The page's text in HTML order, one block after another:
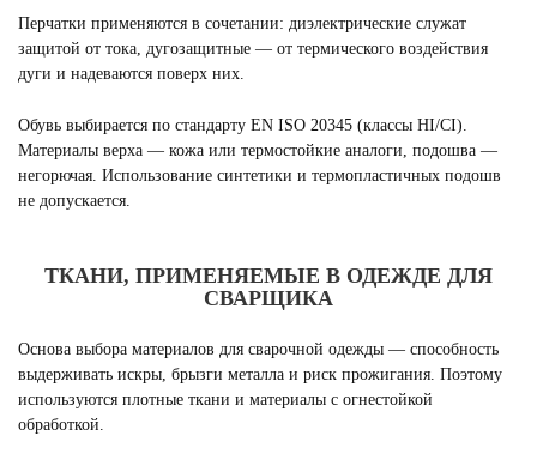
Перчатки применяются в сочетании: диэлектрические служат
защитой от тока, дугозащитные — от термического воздействия
дуги и надеваются поверх них.
Обувь выбирается по стандарту EN ISO 20345 (классы HI/CI).
Материалы верха — кожа или термостойкие аналоги, подошва —
негорючая. Использование синтетики и термопластичных подошв
не допускается.
ТКАНИ, ПРИМЕНЯЕМЫЕ В ОДЕЖДЕ ДЛЯ
СВАРЩИКА
Основа выбора материалов для сварочной одежды — способность
выдерживать искры, брызги металла и риск прожигания. Поэтому
используются плотные ткани и материалы с огнестойкой
обработкой.